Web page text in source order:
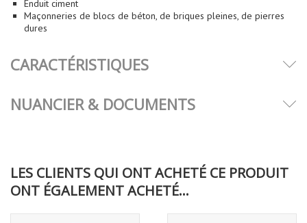
Enduit ciment
Maçonneries de blocs de béton, de briques pleines, de pierres
dures
CARACTÉRISTIQUES
NUANCIER & DOCUMENTS
LES CLIENTS QUI ONT ACHETÉ CE PRODUIT
ONT ÉGALEMENT ACHETÉ...